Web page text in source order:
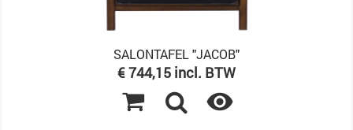
SALONTAFEL "JACOB"
Prijs
€ 744,15 incl. BTW
